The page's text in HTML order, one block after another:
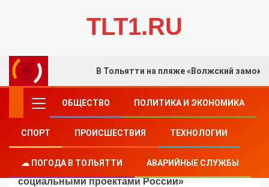
TLT1.RU
В Тольятти на пляже «Волжский
ОБЩЕСТВО ПОЛИТИКА И ЭКОНОМИКА
СПОРТ ПРОИСШЕСТВИЯ ТЕХНОЛОГИИ
☁ ПОГОДА В ТОЛЬЯТТИ АВАРИЙНЫЕ СЛУЖБЫ
Экологические проекты и инициативы
Тольяттикаучука стали «Лучшими
социальными проектами России»